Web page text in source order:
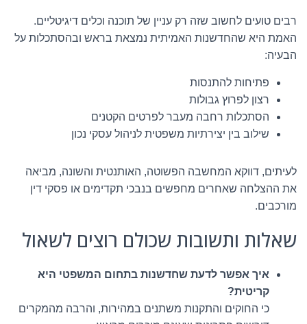
רבים טועים לחשוב שזה רק עניין של תוכנה וכלים דיגיטליים.
האמת היא שהחדשנות האמיתית נמצאת בראש ובהסתכלות על
הבעיה:
פתיחות להתנסות
רצון לפרוץ גבולות
הסתכלות רחבה מעבר לפרטים הקטנים
שילוב בין יצירתיות משפטית לניהול עסקי נכון
לעיתים, דווקא המחשבה הפשוטה, האותנטית והשונה, מביאה
את ההצלחה שאחרים מחפשים בנבכי תקדימים או פסקי דין
מורכבים.
שאלות ותשובות שכולם רוצים לשאול
איך אפשר לדעת שחדשנות בתחום המשפטי היא
קריטית?
כי החוקים והתקנות משתנים במהירות, והרבה מהמקרים